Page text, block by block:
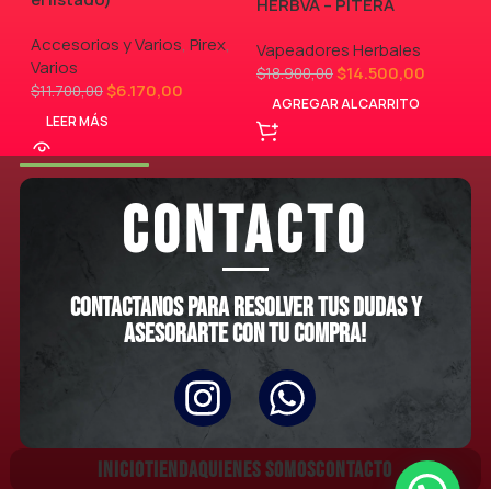
Accesorios y Varios, Pirex,
Varios
$11.700,00$6.170,00
LEER MÁS
HERBVA – PITERA
Vapeadores Herbales
$18.900,00$14.500,00
AGREGAR AL CARRITO
CONTACTO
Contactanos para resolver tus dudas y
asesorarte con tu compra!
INICIOTIENDAQUIENES SOMOSCONTACTO